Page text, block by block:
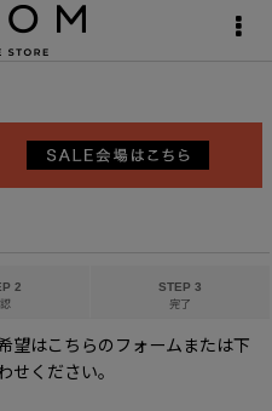
2 STEP 3
完了
望はこちらのフォームまたは下
ください。